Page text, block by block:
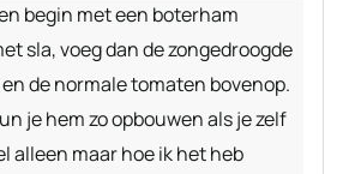
begin met een boterham
sla, voeg dan de zongedroogde
de normale tomaten bovenop.
je hem zo opbouwen als je zelf
alleen maar hoe ik het heb